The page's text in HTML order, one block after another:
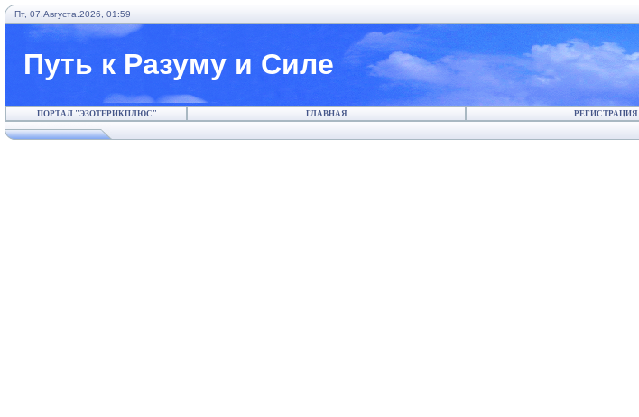
Пт, 07.Августа.2026, 01:59
Путь к Разуму и Силе
ПОРТАЛ "ЭЗОТЕРИКПЛЮС" ГЛАВНАЯ РЕГИСТРАЦИЯ